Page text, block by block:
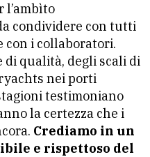
l’ambìto
condividere con tutti
con i collaboratori.
di qualità, degli scali di
nei porti
testimoniano
la certezza che i
Crediamo in un
e rispettoso del